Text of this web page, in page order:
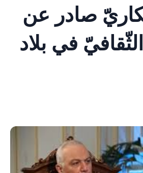
صادر عن
في بلاد